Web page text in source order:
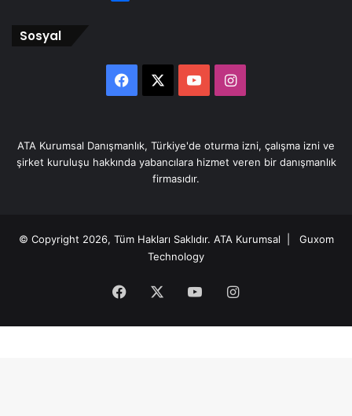
Sosyal
Facebook YouTubeInstagram
ATA Kurumsal Danışmanlık, Türkiye'de oturma izni, çalışma izni ve
şirket kuruluşu hakkında yabancılara hizmet veren bir danışmanlık
firmasıdır.
© Copyright 2026, Tüm Hakları Saklıdır. ATA Kurumsal | Guxom
Technology
Facebook YouTubeInstagram